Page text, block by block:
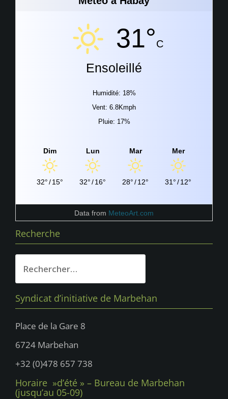
31°C
Ensoleillé
Humidité: 18%
Vent: 6.8Kmph
Pluie: 17%
Dim
32°/15°
Lun
32°/16°
Mar
28°/12°
Mer
31°/12°
Data from MeteoArt.com
Recherche
Syndicat d’initiative de Marbehan
Place de la Gare 8
6724 Marbehan
+32 (0)478 657 738
Horaire »d’été » – Bureau de Marbehan
(jusqu’au 05-09)